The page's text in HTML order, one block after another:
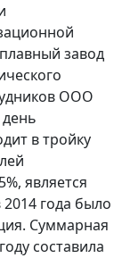
завод
ООО
в тройку
является
года было
Суммарная
составила